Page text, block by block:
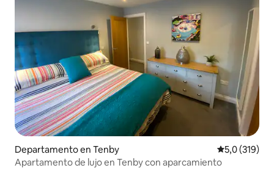
Departamento en Tenby Calificación
5,0 (319)
Apartamento de lujo en Tenby con aparcamiento